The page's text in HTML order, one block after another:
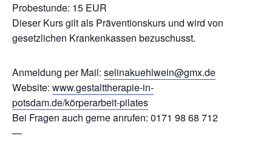
Probestunde: 15 EUR
Dieser Kurs gilt als Präventionskurs und wird von
gesetzlichen Krankenkassen bezuschusst.
Anmeldung per Mail: selinakuehlwein@gmx.de
Website: www.gestalttherapie-in-
potsdam.de/körperarbeit-pilates
Bei Fragen auch gerne anrufen: 0171 98 68 712
—